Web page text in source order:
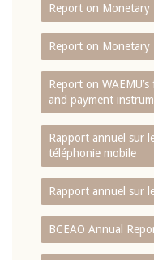
Report on Monetary
Report on Monetary
Report on
and payment
Rapport annuel sur
téléphonie mobile
Rapport annuel sur
BCEAO Annual